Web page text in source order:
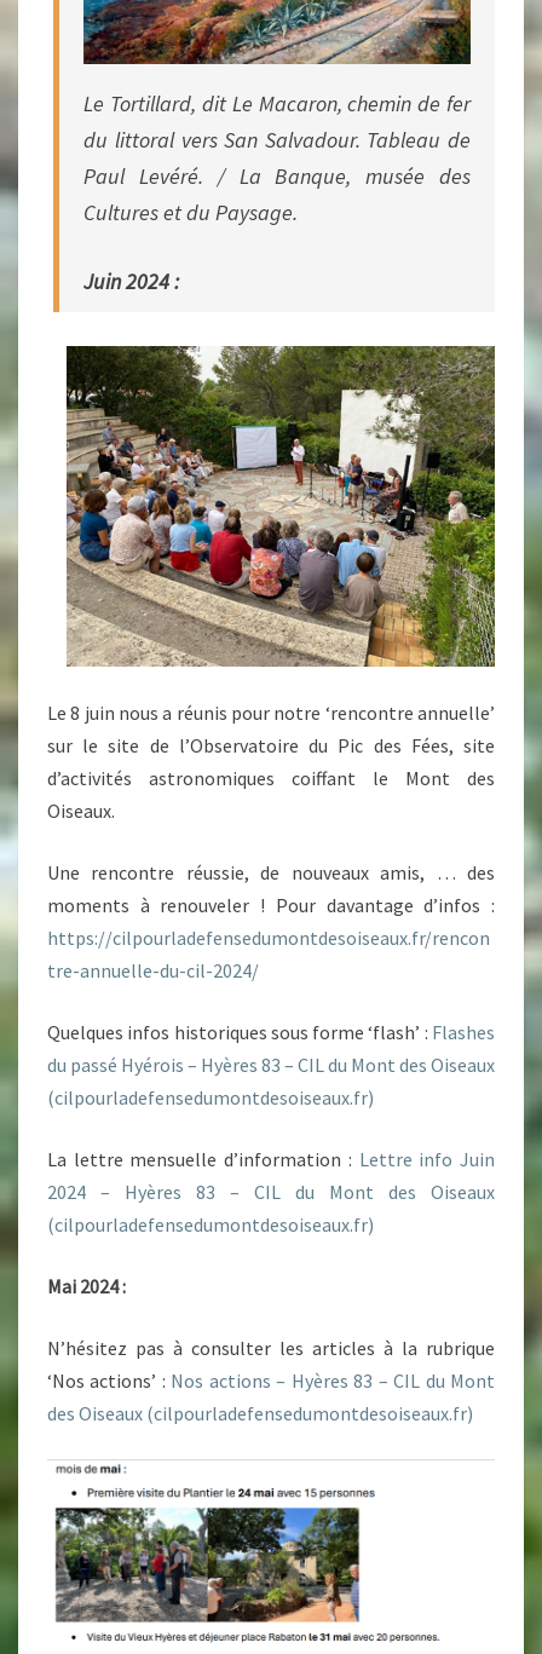
Le Tortillard, dit Le Macaron, chemin de fer
du littoral vers San Salvadour. Tableau de
Paul Levéré. / La Banque, musée des
Cultures et du Paysage.
Juin 2024 :
Le 8 juin nous a réunis pour notre ‘rencontre annuelle’
sur le site de l’Observatoire du Pic des Fées, site
d’activités astronomiques coiffant le Mont des
Oiseaux.
Une rencontre réussie, de nouveaux amis, … des
moments à renouveler ! Pour davantage d’infos :
https://cilpourladefensedumontdesoiseaux.fr/rencon
tre-annuelle-du-cil-2024/
Quelques infos historiques sous forme ‘flash’ : Flashes
du passé Hyérois – Hyères 83 – CIL du Mont des Oiseaux
(cilpourladefensedumontdesoiseaux.fr)
La lettre mensuelle d’information : Lettre info Juin
2024 – Hyères 83 – CIL du Mont des Oiseaux
(cilpourladefensedumontdesoiseaux.fr)
Mai 2024 :
N’hésitez pas à consulter les articles à la rubrique
‘Nos actions’ : Nos actions – Hyères 83 – CIL du Mont
des Oiseaux (cilpourladefensedumontdesoiseaux.fr)